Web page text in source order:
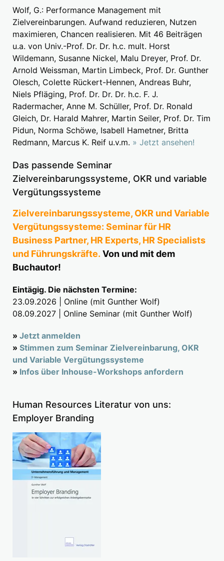
Wolf, G.: Performance Management mit
Zielvereinbarungen. Aufwand reduzieren, Nutzen
maximieren, Chancen realisieren. Mit 46 Beiträgen
u.a. von Univ.-Prof. Dr. Dr. h.c. mult. Horst
Wildemann, Susanne Nickel, Malu Dreyer, Prof. Dr.
Arnold Weissman, Martin Limbeck, Prof. Dr. Gunther
Olesch, Colette Rückert-Hennen, Andreas Buhr,
Niels Pfläging, Prof. Dr. Dr. Dr. h.c. F. J.
Radermacher, Anne M. Schüller, Prof. Dr. Ronald
Gleich, Dr. Harald Mahrer, Martin Seiler, Prof. Dr. Tim
Pidun, Norma Schöwe, Isabell Hametner, Britta
Redmann, Marcus K. Reif u.v.m. » Jetzt ansehen!
Das passende Seminar
Zielvereinbarungssysteme, OKR und variable
Vergütungssysteme
Zielvereinbarungssysteme, OKR und Variable
Vergütungssysteme: Seminar für HR
Business Partner, HR Experts, HR Specialists
und Führungskräfte. Von und mit dem
Buchautor!
Eintägig. Die nächsten Termine:
23.09.2026 | Online (mit Gunther Wolf)
08.09.2027 | Online Seminar (mit Gunther Wolf)
» Jetzt anmelden
» Stimmen zum Seminar Zielvereinbarung, OKR
und Variable Vergütungssysteme
» Infos über Inhouse-Workshops anfordern
Human Resources Literatur von uns:
Employer Branding